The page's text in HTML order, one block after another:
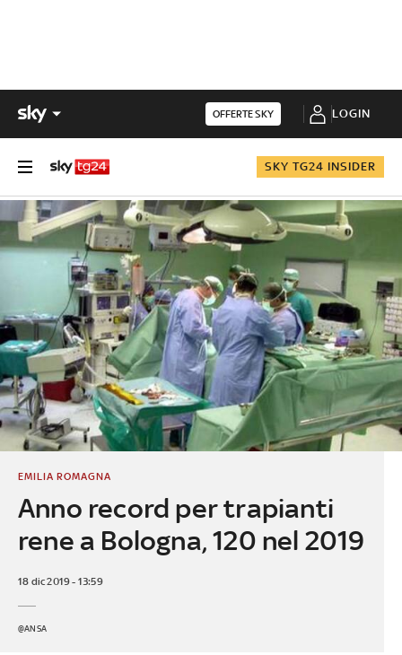
OFFERTE SKY LOGIN
SKY TG24 INSIDER
Anno record per trapianti
rene a Bologna, 120 nel 2019
EMILIA ROMAGNA
18 dic 2019 - 13:59
@ANSA